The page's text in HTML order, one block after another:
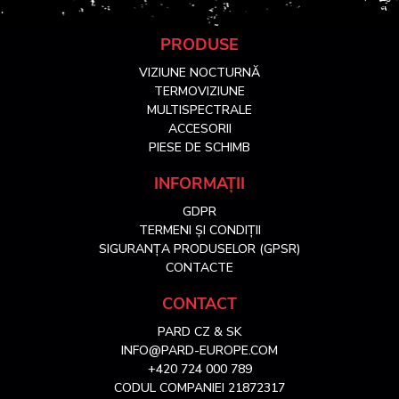
PRODUSE
VIZIUNE NOCTURNĂ
TERMOVIZIUNE
MULTISPECTRALE
ACCESORII
PIESE DE SCHIMB
INFORMAȚII
GDPR
TERMENI ȘI CONDIȚII
SIGURANȚA PRODUSELOR (GPSR)
CONTACTE
CONTACT
PARD CZ & SK
INFO@PARD-EUROPE.COM
+420 724 000 789
CODUL COMPANIEI 21872317